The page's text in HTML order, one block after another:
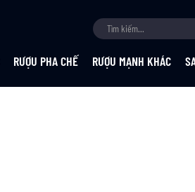
RƯỢU PHA CHẾ RƯỢU MẠNH KHÁC